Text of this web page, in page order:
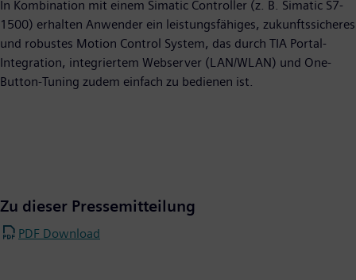
In Kombination mit einem Simatic Controller (z. B. Simatic S7­
1500) erhalten Anwender ein leistungsfähiges, zukunftssicheres
und robustes Motion Control System, das durch TIA Portal-
Integration, integriertem Webserver (LAN/WLAN) und One-
Button-Tuning zudem einfach zu bedienen ist.
Zu dieser Pressemitteilung
PDF Download